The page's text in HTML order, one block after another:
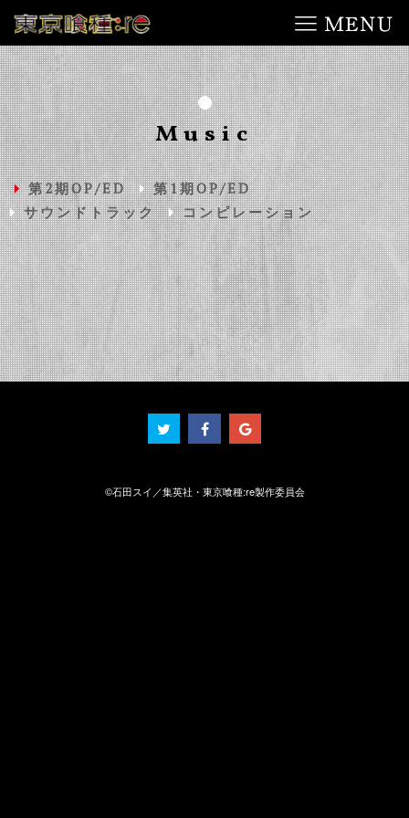
Music
第2期OP/ED
第1期OP/ED
サウンドトラック
コンピレーション
©石田スイ／集英社・東京喰種:re製作委員会